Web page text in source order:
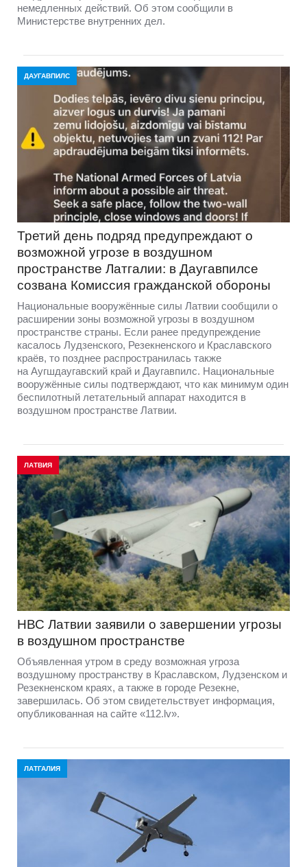
немедленных действий. Об этом сообщили в
Министерстве внутренних дел.
ДАУГАВПИЛС
Третий день подряд предупреждают о
возможной угрозе в воздушном
пространстве Латгалии: в Даугавпилсе
созвана Комиссия гражданской обороны
Национальные вооружённые силы Латвии сообщили о
расширении зоны возможной угрозы в воздушном
пространстве страны. Если ранее предупреждение
касалось Лудзенского, Резекненского и Краславского
краёв, то позднее распространилась также
на Аугшдаугавский край и Даугавпилс. Национальные
вооружённые силы подтверждают, что как минимум один
беспилотный летательный аппарат находится в
воздушном пространстве Латвии.
ЛАТВИЯ
НВС Латвии заявили о завершении угрозы
в воздушном пространстве
Объявленная утром в среду возможная угроза
воздушному пространству в Краславском, Лудзенском и
Резекненском краях, а также в городе Резекне,
завершилась. Об этом свидетельствует информация,
опубликованная на сайте «112.lv».
ЛАТГАЛИЯ